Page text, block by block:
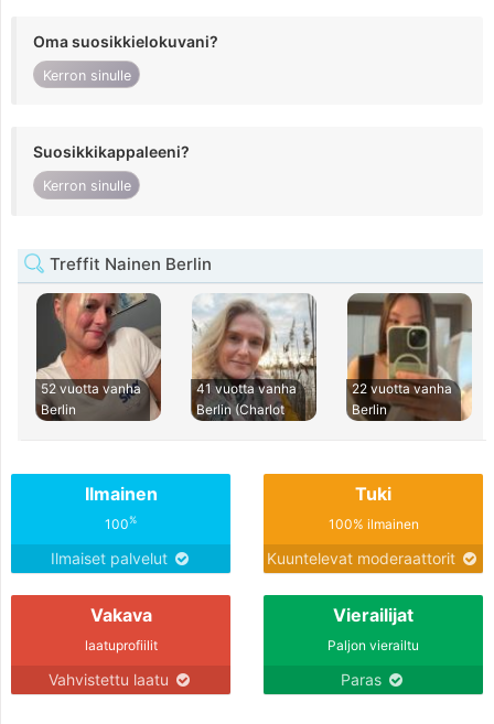
Oma suosikkielokuvani?
Kerron sinulle
Suosikkikappaleeni?
Kerron sinulle
Treffit Nainen Berlin
52 vuotta vanha
Berlin
41 vuotta vanha
Berlin (Charlot
22 vuotta vanha
Berlin
Ilmainen
100%
Ilmaiset palvelut
Tuki
100% ilmainen
Kuuntelevat moderaattorit
Vakava
laatuprofiilit
Vahvistettu laatu
Vierailijat
Paljon vierailtu
Paras